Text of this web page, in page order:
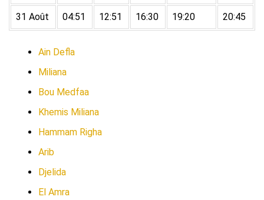
31 Août 04:51 12:51 16:30 19:20 20:45
Ain Defla
Miliana
Bou Medfaa
Khemis Miliana
Hammam Righa
Arib
Djelida
El Amra